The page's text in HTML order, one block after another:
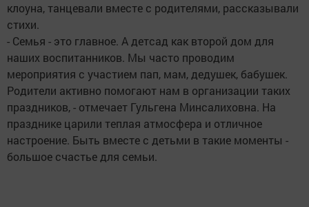
клоуна, танцевали вместе с родителями, рассказывали
стихи.
- Семья - это главное. А детсад как второй дом для
наших воспитанников. Мы часто проводим
мероприятия с участием пап, мам, дедушек, бабушек.
Родители активно помогают нам в организации таких
праздников, - отмечает Гульгена Минсалиховна. На
празднике царили теплая атмосфера и отличное
настроение. Быть вместе с детьми в такие моменты -
большое счастье для семьи.